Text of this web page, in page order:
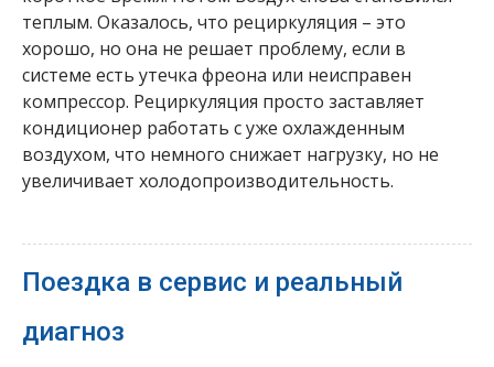
теплым. Оказалось, что рециркуляция – это
хорошо, но она не решает проблему, если в
системе есть утечка фреона или неисправен
компрессор. Рециркуляция просто заставляет
кондиционер работать с уже охлажденным
воздухом, что немного снижает нагрузку, но не
увеличивает холодопроизводительность.
Поездка в сервис и реальный
диагноз